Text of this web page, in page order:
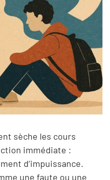
sèche les cours
immédiate :
d’impuissance.
une faute ou une